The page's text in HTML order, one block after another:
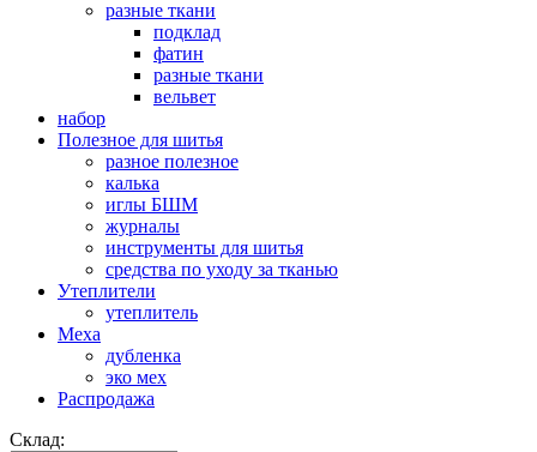
разные ткани
подклад
фатин
разные ткани
вельвет
набор
Полезное для шитья
разное полезное
калька
иглы БШМ
журналы
инструменты для шитья
средства по уходу за тканью
Утеплители
утеплитель
Меха
дубленка
эко мех
Распродажа
Склад: